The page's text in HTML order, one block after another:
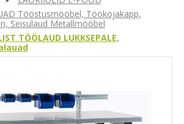
Tööstusmööbel, Töökojakapp,
Seisulaud Metallmööbel
TÖÖLAUD LUKKSEPALE,